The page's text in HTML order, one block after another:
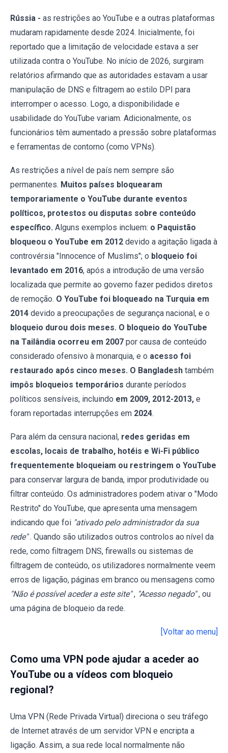
Rússia - as restrições ao YouTube e a outras plataformas
mudaram rapidamente desde 2024. Inicialmente, foi
reportado que a limitação de velocidade estava a ser
utilizada contra o YouTube. No início de 2026, surgiram
relatórios afirmando que as autoridades estavam a usar
manipulação de DNS e filtragem ao estilo DPI para
interromper o acesso. Logo, a disponibilidade e
usabilidade do YouTube variam. Adicionalmente, os
funcionários têm aumentado a pressão sobre plataformas
e ferramentas de contorno (como VPNs).
As restrições a nível de país nem sempre são
permanentes. Muitos países bloquearam
temporariamente o YouTube durante eventos
políticos, protestos ou disputas sobre conteúdo
específico. Alguns exemplos incluem: o Paquistão
bloqueou o YouTube em 2012 devido a agitação ligada à
controvérsia "Innocence of Muslims"; o bloqueio foi
levantado em 2016, após a introdução de uma versão
localizada que permite ao governo fazer pedidos diretos
de remoção. O YouTube foi bloqueado na Turquia em
2014 devido a preocupações de segurança nacional, e o
bloqueio durou dois meses. O bloqueio do YouTube
na Tailândia ocorreu em 2007 por causa de conteúdo
considerado ofensivo à monarquia, e o acesso foi
restaurado após cinco meses. O Bangladesh também
impôs bloqueios temporários durante períodos
políticos sensíveis, incluindo em 2009, 2012-2013, e
foram reportadas interrupções em 2024.
Para além da censura nacional, redes geridas em
escolas, locais de trabalho, hotéis e Wi-Fi público
frequentemente bloqueiam ou restringem o YouTube
para conservar largura de banda, impor produtividade ou
filtrar conteúdo. Os administradores podem ativar o "Modo
Restrito" do YouTube, que apresenta uma mensagem
indicando que foi "ativado pelo administrador da sua
rede" . Quando são utilizados outros controlos ao nível da
rede, como filtragem DNS, firewalls ou sistemas de
filtragem de conteúdo, os utilizadores normalmente veem
erros de ligação, páginas em branco ou mensagens como
"Não é possível aceder a este site" , "Acesso negado" , ou
uma página de bloqueio da rede.
[Voltar ao menu]
Como uma VPN pode ajudar a aceder ao
YouTube ou a vídeos com bloqueio
regional?
Uma VPN (Rede Privada Virtual) direciona o seu tráfego
de Internet através de um servidor VPN e encripta a
ligação. Assim, a sua rede local normalmente não